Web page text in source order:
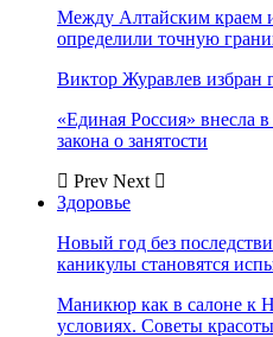
Между Алтайским краем
определили точную
Виктор Журавлев избран
«Единая Россия» внесла
закона о занятости
Prev Next
Здоровье
Новый год без
каникулы становятся
Маникюр как в салоне к
условиях. Советы красоты